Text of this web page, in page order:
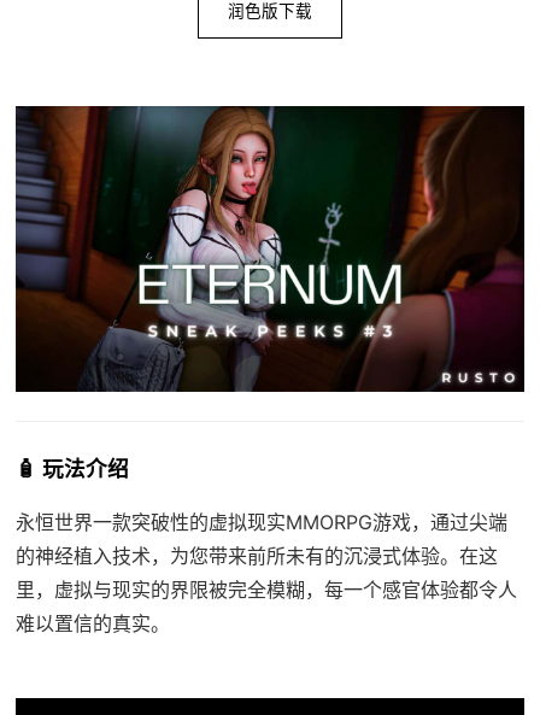
润色版下载
🧴 玩法介绍
永恒世界一款突破性的虚拟现实MMORPG游戏，通过尖端
的神经植入技术，为您带来前所未有的沉浸式体验。在这
里，虚拟与现实的界限被完全模糊，每一个感官体验都令人
难以置信的真实。